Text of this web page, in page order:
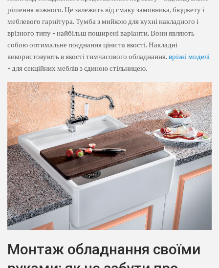
рішення кожного. Це залежить від смаку замовника, бюджету і
меблевого гарнітура. Тумба з мийкою для кухні накладного і
врізного типу - найбільш поширені варіанти. Вони являють
собою оптимальне поєднання ціни та якості. Накладні
використовують в якості тимчасового обладнання.врізні моделі
- для секційних меблів з єдиною стільницею.
Монтаж обладнання своїми